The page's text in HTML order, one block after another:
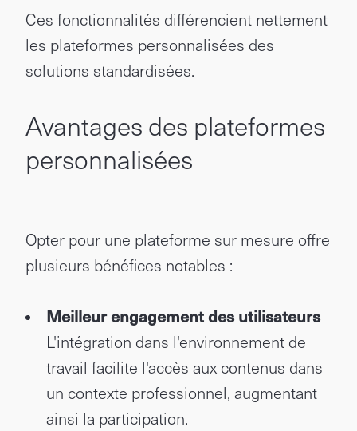
Ces fonctionnalités différencient nettement
les plateformes personnalisées des
solutions standardisées.
Avantages des plateformes
personnalisées
Opter pour une plateforme sur mesure offre
plusieurs bénéfices notables :
Meilleur engagement des utilisateurs
L'intégration dans l'environnement de
travail facilite l'accès aux contenus dans
un contexte professionnel, augmentant
ainsi la participation.